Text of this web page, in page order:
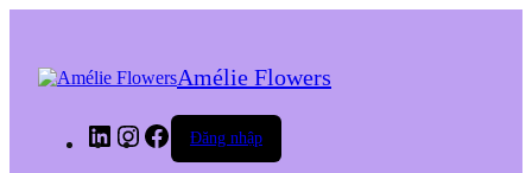
Amélie Flowers
LinkedInInstagram
Facebook
Đăng nhập